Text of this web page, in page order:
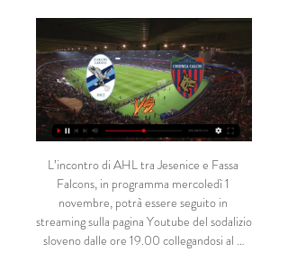
L’incontro di AHL tra Jesenice e Fassa Falcons, in programma mercoledì 1 novembre, potrà essere seguito in streaming sulla pagina Youtube del sodalizio sloveno dalle ore 19.00 collegandosi al …

METEO Roma Flaminio e PREVISIONI del tempo per Roma Flaminio, temperature, precipitazioni, venti, irraggiamento solare, inquinamento dell'aria. CONTROLLA ORA la tua città con le immagini delle webcam in tempo reale, i video e le foto dei Reporter. Meteorologi Certificati.

Le dichiarazioni del dopo gara raccolte dal web nel nostro consueto blob video Dopo la bella vittoria contro il Chievo Verona in sala stampa il tecnico Massimo Oddo ammette che la vittoria magari non è meritata per il gioco quanto per il carattere mostrato. Ai microfoni in …

Pronostico e statistiche dell'incontro di calcio ArzignanoChiampo - Virtus Verona di Italia Serie D - Gruppo C del 17/09/2017. Disponibili anche tutti i pronostici della giornata del campionato Italia Serie D - Gruppo C

Nella categoria Elettronica potrai consultare comodamente da casa tua i volantini online con le offerte, le promozioni, gli sconti e i sottocosto dei migliori negozi dedicati alla vendita di prodotti di elettronica, presenti a Benevento.

Il punteggio in tempo reale: Herd vs Rommen nei giochi Norvegia 4. Presentiamo il risultato in tempo reale, le formazioni in pre-partita e la tabella sempre attuale

Lecco vs Cosenza Calcio diretta online 17/02/2024 13:00 tra 2 ore — Guarda la trasmissione in diretta online della partita Lecco vs Cosenza Calcio 17 febbraio 2024 13:00 gratis su Scores24.live!

Leone 7 I tiri del Gladiator sono, più che altro, insidiosi. Ha il merito di non farsi sorprendere mai. De Siena 5,5 Torna in campo dopo la squalifica ed è chiamato ad agite sulla fascia destra. Non se la cava granché bene, specie nella ripresa quando si fa saltare costantemente. Mannone 6,5

Genova. Si sono disputate le sfide della quinta giornata della fase a gironi del campionato di Serie A1 femminile. Nel girone 1 primo passo falso del CT Lucca, sconfitto in casa per 3-1 dal Tennis Club Genova 1893, protagonista nel recente passato di sfide scudetto. La matricola toscana è stata

Sputnik è un nuovo brand nel mondo dei media, che dispone di moderni centri multimediali in diversi paesi. Sputnik si posiziona come una fonte di notizie alternative ed un'emittente radiofonica. Sputnik racconta quello che gli altri non dicono, offrendo un'immagine del mondo più completa e con un mosaico di punti di vista realmente diverso.

Savoia, tre punti a Licata e primo successo esterno in camoionato. La squadra oplontina supera 2-0 i siciliani nella settima giornata. A segno Cerone nel primo tempo, e Scalzone nella ripresa.

Video Atalanta-Milan (2-1): highlights e gol della partita di Serie A disputata domenica 3 aprile 2016 allo stadio Atleti Azzurri d’Italia di Bergamo, valida per la 31^giornata di campionato Il sorpasso dell’Atalanta sul Milan si è compiuto nel secondo tempo, per la precisione al 17′ minuto

Ore 12:00 Sportitalia (225 SKY, 60 DTT) in diretta. LBA Serie A, 7a giornata – Grissin Bon Reggio Emilia – Segafredo Virtus Bologna Ore 17:00 Eurosport 2 (211 Sky e piattaforma DAZN) e Eurosport Player in diretta. LBA Serie A, 7a giornata – AX Armani Exchange Milano – Openjobmetis Varese Ore 17:30 Eurosport Player in diretta

La Cittadella vecchia era il settore più antico della città, rappresentante quasi completamente l'estensione dell'originaria Brixia romana, la quale in realtà si sviluppava sull'area di entrambe le cittadelle, la nuova e la vecchia, congiunte.

trasmissione sportiva. 1 2 Successivo » Nocerina – Ercolanese in “Diretta Stadio. Continua a leggere → Roccella – Nocerina in “Diretta Stadio.

Nazionale U17 – Fase Elite Europeo: Ungheria, Repubblica Ceca e Serbia nel girone dell’Italia.. Italia, Finlandia, Romania, Montenegro (22-25-28 ottobre 2018 in Montenegro). Nazionale, Top News Italia,. in linea con la rubrica, è l’ideale per rimanere informati in compagnia delle sorelle Di Camillo, Giada e Giulia.

Lecco vs Cosenza | Serie B - Today Calcio · Sport /; Calcio 2023-2024 /; Serie B /; Lecco vs Cosenza. Lecco vs Programmi Tv · Film e serie Tv · Cinema · Musica · Libri · Social media · Opinioni.

Serie D - Italia Sezione dedicata ai campionati di Serie D in Italia. Tuttocampo mette a disposizione tutti i dati sui campionati di calcio dilettantistico di Serie D in Italia: risultati, classifiche, squadre, marcatori, giocatori, rose delle squadre, news, statistiche di ogni tipo, calciomercato e molto altro!

Le migliori offerte per Franz Borghese: ”Invenzioni e scoperte ritratti immaginari ed altro”. sono su eBay Confronta prezzi e caratteristiche di prodotti nuovi e usati Molti articoli con consegna gratis!

Debutto stagionale in trasferta per la nuova squadra CSI guidata da coach Vezzelli che si è trovata ad affrontare l’Audax Casinalbo, una delle squadre più temute del …

La Supercoppa italiana 2000 fu la 6ª supercoppa italiana di pallacanestro maschile. Fu vinta da Virtus Roma e, per la prima volta, fu disputata da un numero diverso da 2 squadre, con la formula del challenge. Indice. 1 Regolamento;. Cantù e Pall. Biella e terminò con le Final Four a …

Cagliari-Inter dove vederla in TV e diretta streaming. La sfida tra Cagliari e Inter sarà trasmessa in diretta e in esclusiva su Sky Sport Serie A, Sky Calcio 1 e Sky Supercalcio HD. In streaming sarà possibile vedere la partita tramite SKY Go, disponibile per Pc, Smartphone e Tablet.

Cosenza in diretta gratis LIV | My Site Group 5 ore fa — Cosenza vs Lecco risultati, statistiche H2H | Calcio Scaricala gratis! App streaming Lecco vs Cosenza. Puoi vedere in diretta e gratis la ...

DOVE VEDERE TOTTENHAM-LIVERPOOL IN TV E STREAMING. Tottenham-Liverpool sarà visibile in tv attraverso due modi: in chiaro sulla Rai al canale Rai 1, sull’emittente Sky ai canali Sky Sport Uno (201 del satellite, 472 del digitale terrestre), Sky Sport Football (203 del satellite) e Sky Sport (251 del satellite).

Lecco vs Cosenza | Serie B Calcio 2023-2024 /; Serie B /; Lecco vs Cosenza. Lecco vs Cosenza | Serie B. Classifica. Parma logo. Parma 48 punti. Cremonese logo. Cremonese 44 punti. Como ...

Versus San Marino - Atletico Porto Sant'Elpidio - Serie D Girone F 2019 - 2020. San Marino - Atletico Porto Sant'Elpidio. Testa a testa campionato corrente. 1 Punti in classifica. 7 Punti in classifica. 2 Sconfitte in casa. 1 Vittorie in trasferta. 0.50 Media gol realizzati in casa. 2.00 Media gol …

Home Sport Calcio Avellino Società assente sul mercato, squadra inesistente in campo: Torres-Avellino 2-0 Società assente sul mercato, squadra inesistente in campo: Torres-Avellino 2-0. 16 Dicembre 2018 Calcio Avellino 0

Digigraph Roma è un service di stampa professionale e fine art a Roma. Stampa ad alta qualità per fotografie, illustrazioni, digital art su carte speciali.

Home page dell'Archivio di Stato di Alessandria. COMUNICAZIONI - ATTENZIONE - A causa di un guasto alla linea telefonica è possibile contattarci esclusivamente via mail all'indirizzo AS-AL@beniculturali.it

Annunci di offerte di lavoro a Frosinone e provincia: scopri subito migliaia di offerte di aziende, agenzie e privati e trova il tuo nuovo lavoro su Subito.it

Serie B, mister Caserta pre Lecco-Cosenza (16/02/24) YouTube YouTube 13:27 YouTube Il Dot Tv 16 ore fa 16 ore fa

Partiti! Siena privo del bomber Marotta, Pistoiese ancora senza Papini. 1′ Siena subito arrembante e si rende immediatamente pericoloso con Emmausso. Pistoiese salva in angolo. 2′ dalla bandierina il Siens non punge, ma dimostra grande intensità. La Pistoiese non ha un buon approccio alla gara.

(Trasmissione in diretta@) Partita Calcio Lecco Cosenza 1 ora fa — 4 ore fa — Cosenza Lecce Risultati calcio live in diretta Serie C. Lecco LECCO – Sabato 17 febbraio, lo Stadio Rigamonti Ceppi ospiterà ...

Domenica pomeriggio per la settima giornata di campionato la Reggiana affronta in trasferta l'Arzignano Valchiampo (calcio d'inizio alle 17:30), formazione che occupa il penultimo posto in classifica nel girone B dopo aver maturato tre sconfitte consecutive nelle ultime giornate con Sambenedettese, Südtirol…

54' Manchester City che prova a reagire ma adesso è rabbioso il pressing della Dea. 52' Grande avvio di secondo tempo della squadra di Gasperini, il Manchester City non è ancora sceso in campo in questa ripresa. 50' Pareggio dell'Atalanta con Pasalic che, sugli sviluppi di un cross di Gomez, insacca con un gran colpo di testa.

Immagini porno Video porno di italiane gratuite di xHamster. Tonnellate di calde Video porno di italiane immagini porno ti stanno aspettando. Goditele!

Dove vedere Lecco-Cosenza in streaming e tv gratis 15 ore fa — Lecco-Cosenza di Serie B: dove vedere la partita in TV e streaming gratis su DAZN o Sky Sport. Oggi, gli appassionati di calcio avranno la ...

Cosenza-Lecco, dove vederla in tv e streaming 7 ott 2023 — Dove vedere Cosenza Calcio-Calcio Lecco 1912 in diretta in TV e streaming, Sky, Dazn. Serie B BKT 2023/2024.

Cosenza Calcio in diretta streaming Lecco vs 1 ora fa — Calcio Lecco - Cosenza Calcio in diretta streaming Lecco vs Cosenza diretta, risultati, pronostico() 17.02.2024 In diretta HD Segui la ...

Alla vigilia della trasferta contro il Carpi, l'allenatore del Cesena presenta in conferenza stampa il match: "Per me non sarà mai una partita come le altre, ritorno sempre con piacere qui. Sono stato bene con tutto l'ambiente" Se c'è una partita speciale per Fabrizio Castori, quella è

Lecco - Cosenza risultati in diretta, risultati H2H e formazioni Football Ame. Basket. Più. Calcio. Calcio. 11/306 · Football Ame. Lecco ha giocato contro Cosenza 1 partite in questa stagione. Al momento ...

EMPOLI (FIRENZE) – Classifica quasi opposta ma momento molto simile per Empoli (18) e Sassuolo (30). I neroverdi di Roberto De Zerbi nelle ultime cinque partite hanno raccolto un solo punto anche se il sogno Europa non è ancora definitivamente svanito.

Lecco-Cosenza: dove vederla